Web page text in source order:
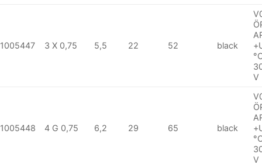
1005447 3 X 0,75 5,5 22 52 black
V
1005448 4 G 0,75 6,2 29 65 black
V